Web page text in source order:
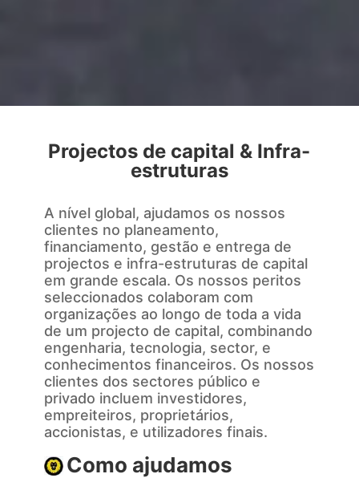
Projectos de capital & Infra-
estruturas
A nível global, ajudamos os nossos
clientes no planeamento,
financiamento, gestão e entrega de
projectos e infra-estruturas de capital
em grande escala. Os nossos peritos
seleccionados colaboram com
organizações ao longo de toda a vida
de um projecto de capital, combinando
engenharia, tecnologia, sector, e
conhecimentos financeiros. Os nossos
clientes dos sectores público e
privado incluem investidores,
empreiteiros, proprietários,
accionistas, e utilizadores finais.
Como ajudamos